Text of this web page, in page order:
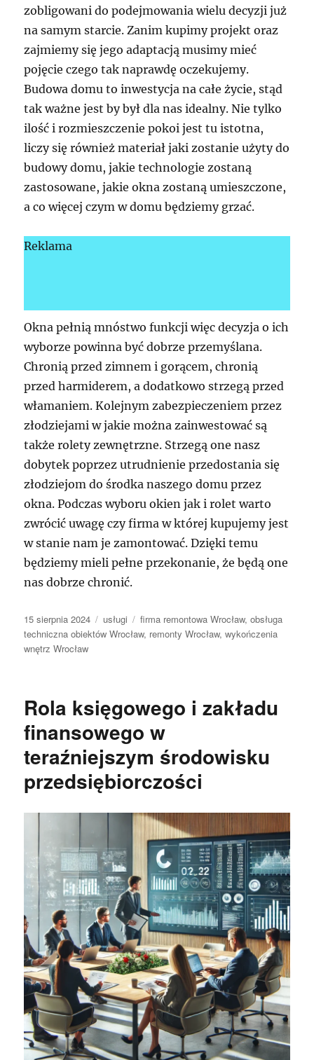
zobligowani do podejmowania wielu decyzji już
na samym starcie. Zanim kupimy projekt oraz
zajmiemy się jego adaptacją musimy mieć
pojęcie czego tak naprawdę oczekujemy.
Budowa domu to inwestycja na całe życie, stąd
tak ważne jest by był dla nas idealny. Nie tylko
ilość i rozmieszczenie pokoi jest tu istotna,
liczy się również materiał jaki zostanie użyty do
budowy domu, jakie technologie zostaną
zastosowane, jakie okna zostaną umieszczone,
a co więcej czym w domu będziemy grzać.
Reklama
Okna pełnią mnóstwo funkcji więc decyzja o ich
wyborze powinna być dobrze przemyślana.
Chronią przed zimnem i gorącem, chronią
przed harmiderem, a dodatkowo strzegą przed
włamaniem. Kolejnym zabezpieczeniem przez
złodziejami w jakie można zainwestować są
także rolety zewnętrzne. Strzegą one nasz
dobytek poprzez utrudnienie przedostania się
złodziejom do środka naszego domu przez
okna. Podczas wyboru okien jak i rolet warto
zwrócić uwagę czy firma w której kupujemy jest
w stanie nam je zamontować. Dzięki temu
będziemy mieli pełne przekonanie, że będą one
nas dobrze chronić.
Data
publikacji
15 sierpnia 2024 Kategorie
usługi Tagi
firma remontowa Wrocław,obsługa
techniczna obiektów Wrocław, remonty Wrocław,wykończenia
wnętrz Wrocław
Rola księgowego i zakładu
finansowego w
teraźniejszym środowisku
przedsiębiorczości